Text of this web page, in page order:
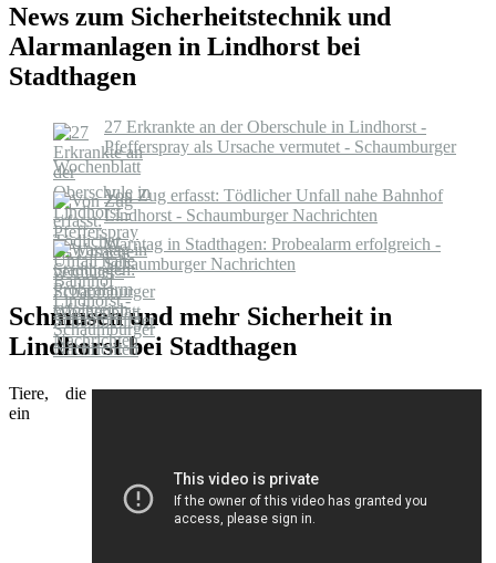
News zum Sicherheitstechnik und
Alarmanlagen in Lindhorst bei
Stadthagen
27 Erkrankte an der Oberschule in Lindhorst -
Pfefferspray als Ursache vermutet - Schaumburger
Wochenblatt
Von Zug erfasst: Tödlicher Unfall nahe Bahnhof
Lindhorst - Schaumburger Nachrichten
Warntag in Stadthagen: Probealarm erfolgreich -
Schaumburger Nachrichten
Schmusen und mehr Sicherheit in
Lindhorst bei Stadthagen
Tiere, die
ein